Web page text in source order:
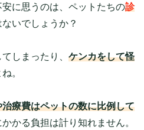
に思うのは、 ペットたちの診
いでしょうか？
てしまったり、 ケンカをして怪
。
治療費はペットの数に比例して
かる負担は計り知れません。